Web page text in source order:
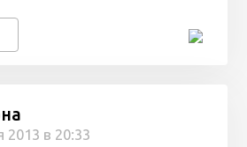
2013 в 20:33